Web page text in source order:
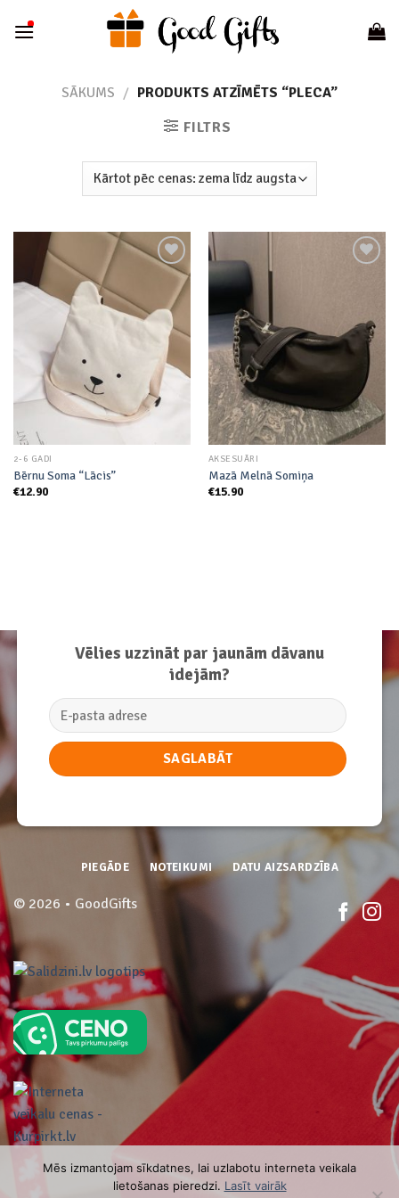
SĀKUMS / PRODUKTS ATZĪMĒTS “PLECA”
FILTRS
Add to
wishlist
2-6 GADI
Bērnu Soma “Lācis”
€12.90
wishlist
AKSESUĀRI
Mazā Melnā Somiņa
€15.90
Vēlies uzzināt par jaunām dāvanu
idejām?
© 2026 • GoodGifts
PIEGĀDE NOTEIKUMI DATU AIZSARDZĪBA
Mēs izmantojam sīkdatnes, lai uzlabotu interneta veikala
lietošanas pieredzi. Lasīt vairāk